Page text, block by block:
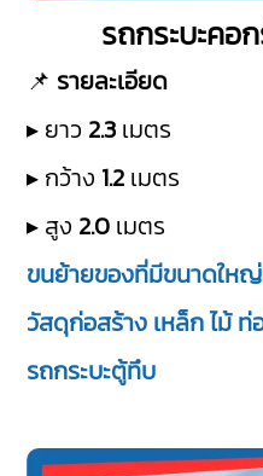
รถกระบะคอ
📌 รายละเอียด
▸ ยาว 2.3 เมตร
▸ กว้าง 1.2 เมตร
▸ สูง 2.0 เมตร
ขนย้ายของที่มีขนาดให
วัสดุก่อสร้าง เหล็ก ไม้
รถกระบะตู้ทึบ